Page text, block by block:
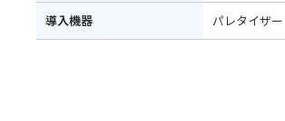
導入機器 パレタイザー